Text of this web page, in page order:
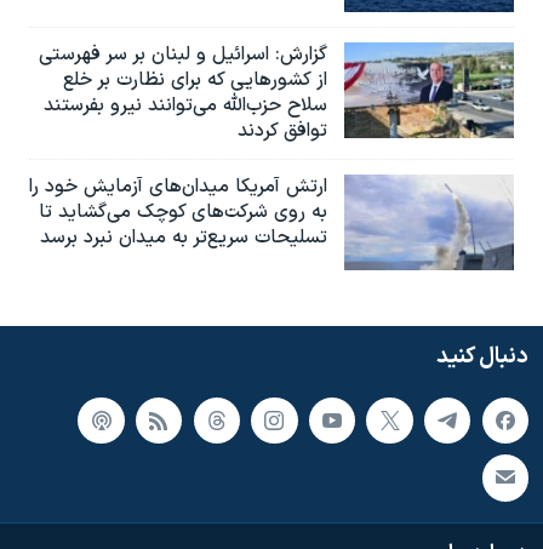
گزارش‌: اسرائيل و لبنان بر سر فهرستی
از کشورهایی که برای نظارت بر خلع
سلاح حزب‌الله می‌توانند نیرو بفرستند
توافق کردند
ارتش آمریکا میدان‌های آزمایش خود را
به روی شرکت‌های کوچک می‌گشاید تا
تسلیحات سریع‌تر به میدان نبرد برسد
دنبال کنید